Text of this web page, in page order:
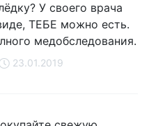
У своего врача
ТЕБЕ можно есть.
медобследования.
23.01.2019